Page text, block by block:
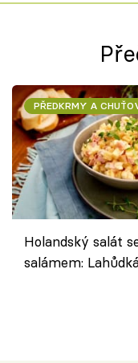
PŘEDKRMY A
Holandský salát
salámem: